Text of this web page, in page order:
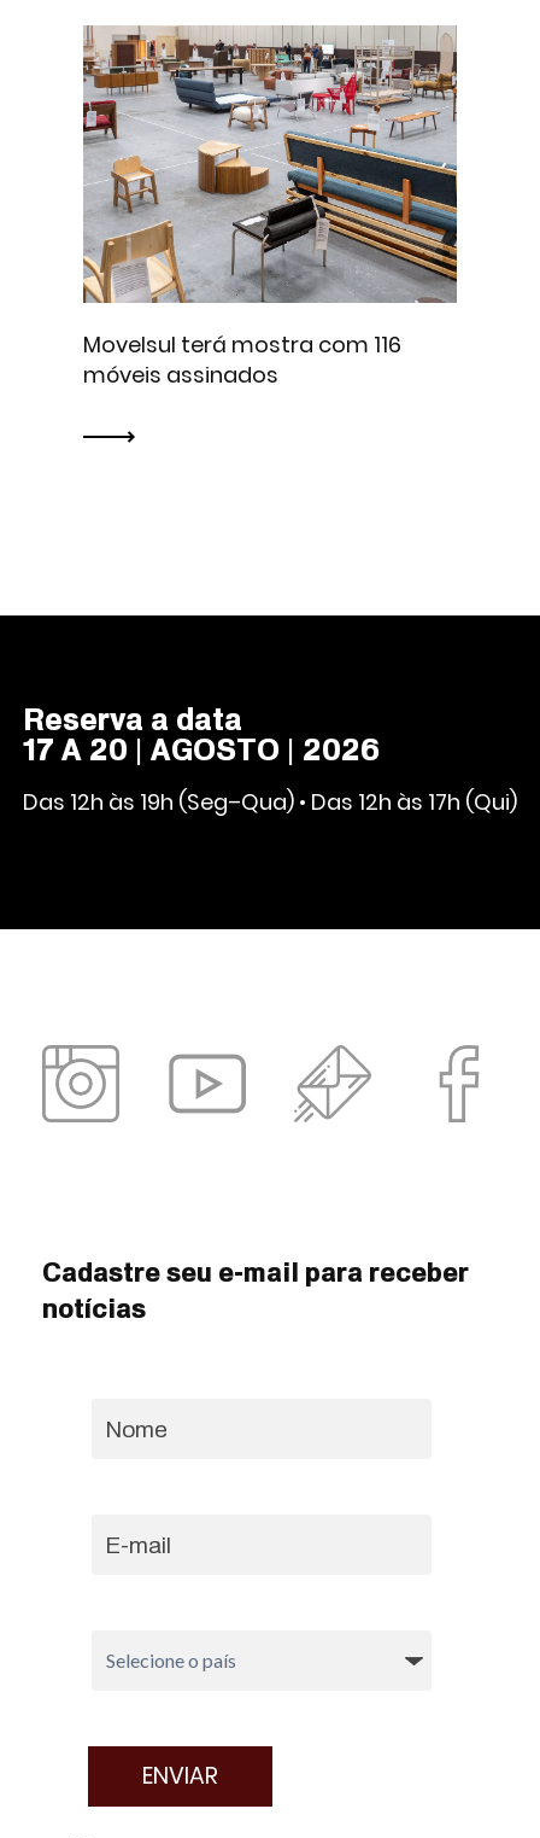
Movelsul terá mostra com 116
móveis assinados
Reserva a data
17 A 20 | AGOSTO | 2026
Das 12h às 19h (Seg–Qua) • Das 12h às 17h (Qui)
Cadastre seu e-mail para receber
notícias